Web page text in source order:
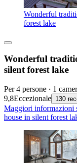
Wonderful
forest lake
Wonderful
silent forest lake
Per 4 persone · 1
9,8Eccezionale 130
Maggiori informazioni
house in silent forest